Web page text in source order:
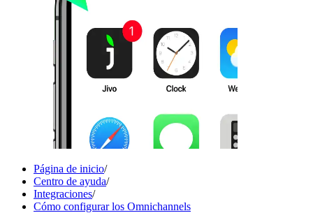
Página de inicio/
Centro de ayuda/
Integraciones/
Cómo configurar los Omnichannels